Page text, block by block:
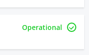
Operational